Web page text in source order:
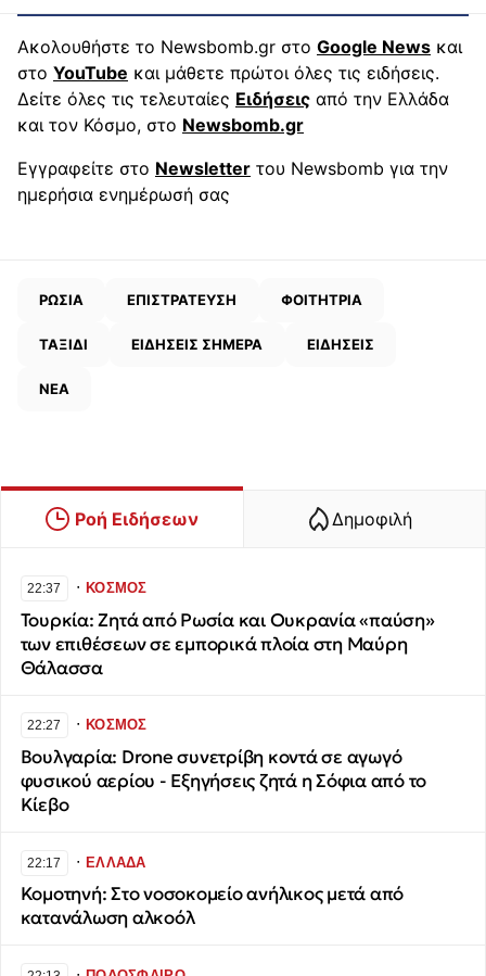
Ακολουθήστε το Newsbomb.gr στο Google News και
στο YouTube και μάθετε πρώτοι όλες τις ειδήσεις.
Δείτε όλες τις τελευταίες Ειδήσεις από την Ελλάδα
και τον Κόσμο, στο Newsbomb.gr
Εγγραφείτε στο Newsletter του Newsbomb για την
ημερήσια ενημέρωσή σας
ΡΩΣΙΑ ΕΠΙΣΤΡΑΤΕΥΣΗ ΦΟΙΤΗΤΡΙΑ
ΤΑΞΙΔΙ ΕΙΔΗΣΕΙΣ ΣΗΜΕΡΑ ΕΙΔΗΣΕΙΣ
ΝΕΑ
Ροή Ειδήσεων Δημοφιλή
22:37 ∙ΚΟΣΜΟΣ
Τουρκία: Ζητά από Ρωσία και Ουκρανία «παύση»
των επιθέσεων σε εμπορικά πλοία στη Μαύρη
Θάλασσα
22:27 ∙ΚΟΣΜΟΣ
Βουλγαρία: Drone συνετρίβη κοντά σε αγωγό
φυσικού αερίου - Εξηγήσεις ζητά η Σόφια από το
Κίεβο
22:17 ∙ΕΛΛΑΔΑ
Κομοτηνή: Στο νοσοκομείο ανήλικος μετά από
κατανάλωση αλκοόλ